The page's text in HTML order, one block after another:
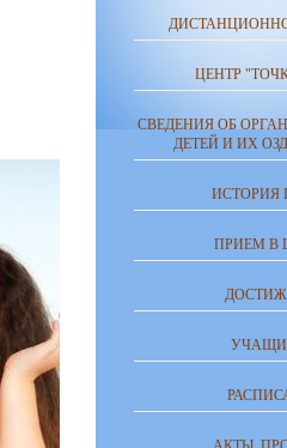
ЦЕНТР
СВЕДЕНИЯ ОБ
ДЕТЕЙ И ИХ
ИСТОРИЯ
ПРИЕМ В